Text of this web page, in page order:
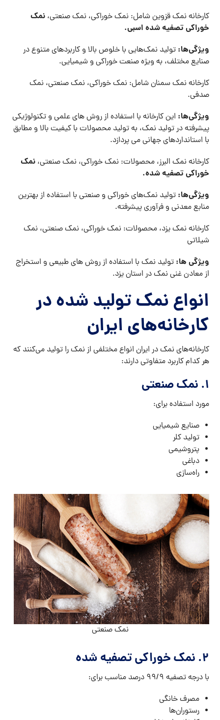
کارخانه نمک قزوین شامل: نمک خوراکی، نمک صنعتی، نمک
خوراکی تصفیهشده اسبی.
ویژگیها: تولید نمک‌هایی با خلوص بالا و کاربردهای متنوع در
صنایع مختلف، به ویژه صنعت خوراکی و شیمیایی.
کارخانه نمک سمنان شامل: نمک خوراکی، نمک صنعتی، نمک
صدفی.
ویژگیها: این کارخانه با استفاده از روش ‌های علمی و تکنولوژیکی
پیشرفته در تولید نمک، به تولید محصولات با کیفیت بالا و مطابق
با استانداردهای جهانی می ‌پردازد.
کارخانه نمک البرز، محصولات: نمک خوراکی، نمک صنعتی،نمک
خوراکی تصفیهشده.
ویژگیها: تولید نمک‌های خوراکی و صنعتی با استفاده از بهترین
منابع معدنی و فرآوری پیشرفته.
کارخانه نمک یزد، محصولات: نمک خوراکی، نمک صنعتی، نمک
شیلاتی
ویژگی ها: تولید نمک با استفاده از روش ‌های طبیعی و استخراج
از معادن غنی نمک در استان یزد.
انواع نمک تولید شده در
کارخانه‌های ایران
کارخانه‌های نمک در ایران انواع مختلفی از نمک را تولید می‌کنند که
هر کدام کاربرد متفاوتی دارند:
۱. نمک صنعتی
مورد استفاده برای:
صنایع شیمیایی
تولید کلر
پتروشیمی
دباغی
راه‌سازی
نمک صنعتی
۲. نمک خوراکی تصفیه‌ شده
با درجه تصفیه ۹۹/۹ درصد مناسب برای:
مصرف خانگی
رستوران‌ها